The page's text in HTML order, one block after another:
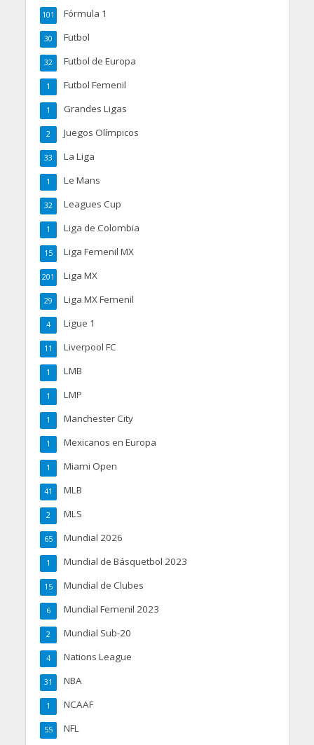
Fórmula 1
101
Futbol
30
Futbol de Europa
32
Futbol Femenil
1
Grandes Ligas
1
Juegos Olímpicos
2
La Liga
33
Le Mans
1
Leagues Cup
32
Liga de Colombia
1
Liga Femenil MX
15
Liga MX
201
Liga MX Femenil
29
Ligue 1
4
Liverpool FC
11
LMB
1
LMP
1
Manchester City
1
Mexicanos en Europa
1
Miami Open
1
MLB
41
MLS
2
Mundial 2026
65
Mundial de Básquetbol 2023
1
Mundial de Clubes
15
Mundial Femenil 2023
6
Mundial Sub-20
2
Nations League
4
NBA
31
NCAAF
1
NFL
55